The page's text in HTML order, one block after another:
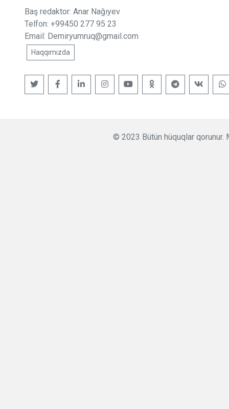
Baş redaktor: Anar Nağıyev
Telfon: +99450 277 95 23
Email: Demiryumruq@gmail.com
Haqqımızda
© 2023 Bütün hüquqlar qorunur.